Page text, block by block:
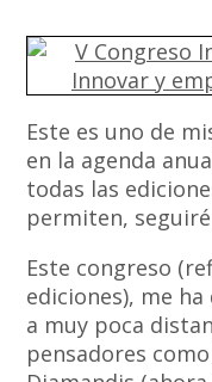
Este es uno de
en la agenda
todas las
permiten,
Este congreso
ediciones), me
a muy poca
pensadores